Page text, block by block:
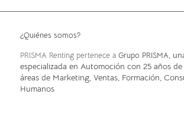
¿Quiénes somos?
PRISMA Renting pertenece a Grupo PRISMA,
especializada en Automoción con 25 años
áreas de Marketing, Ventas, Formación,
Humanos